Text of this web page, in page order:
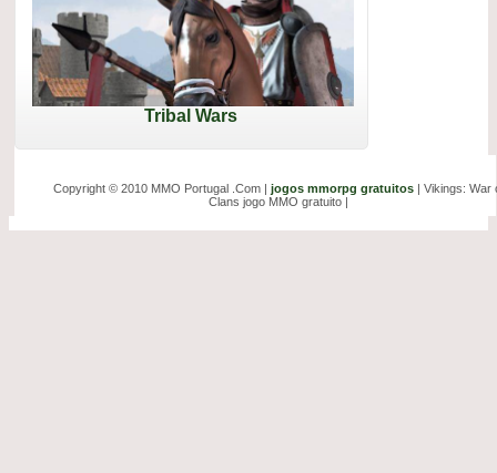
Tribal Wars
Copyright © 2010 MMO Portugal .Com | jogos mmorpg gratuitos| Vikings: War
Clans jogo MMO gratuito |